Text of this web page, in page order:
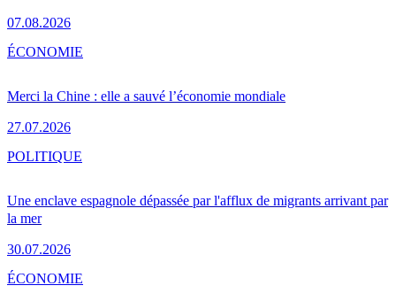
07.08.2026
Merci la Chine : elle a sauvé l’économie mondiale
27.07.2026
ÉCONOMIE
Une enclave espagnole dépassée par l'afflux de migrants arrivant par
la mer
30.07.2026
POLITIQUE
ÉCONOMIE